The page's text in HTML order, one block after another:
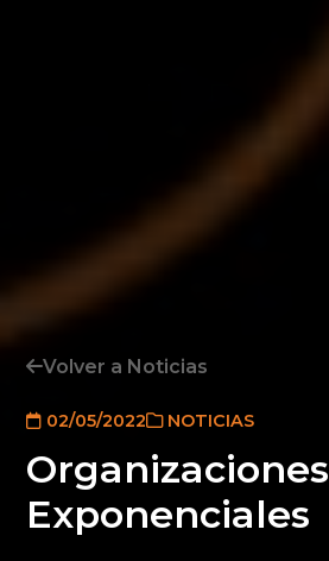
Volver a Noticias
02/05/2022 NOTICIAS
Organizaciones
Exponenciales